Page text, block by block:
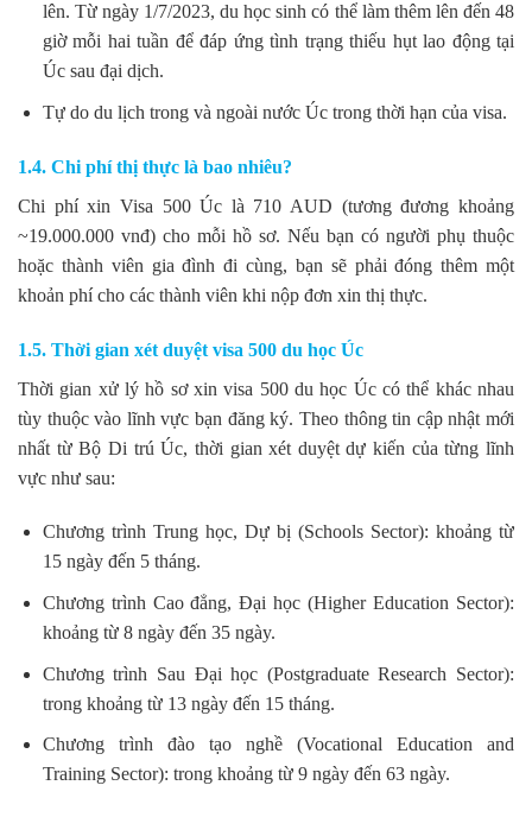
lên. Từ ngày 1/7/2023, du học sinh có thể làm thêm lên đến 48
giờ mỗi hai tuần để đáp ứng tình trạng thiếu hụt lao động tại
Úc sau đại dịch.
Tự do du lịch trong và ngoài nước Úc trong thời hạn của visa.
1.4. Chi phí thị thực là bao nhiêu?
Chi phí xin Visa 500 Úc là 710 AUD (tương đương khoảng
~19.000.000 vnđ) cho mỗi hồ sơ. Nếu bạn có người phụ thuộc
hoặc thành viên gia đình đi cùng, bạn sẽ phải đóng thêm một
khoản phí cho các thành viên khi nộp đơn xin thị thực.
1.5. Thời gian xét duyệt visa 500 du học Úc
Thời gian xử lý hồ sơ xin visa 500 du học Úc có thể khác nhau
tùy thuộc vào lĩnh vực bạn đăng ký. Theo thông tin cập nhật mới
nhất từ Bộ Di trú Úc, thời gian xét duyệt dự kiến của từng lĩnh
vực như sau:
Chương trình Trung học, Dự bị (Schools Sector): khoảng từ
15 ngày đến 5 tháng.
Chương trình Cao đẳng, Đại học (Higher Education Sector):
khoảng từ 8 ngày đến 35 ngày.
Chương trình Sau Đại học (Postgraduate Research Sector):
trong khoảng từ 13 ngày đến 15 tháng.
Chương trình đào tạo nghề (Vocational Education and
Training Sector): trong khoảng từ 9 ngày đến 63 ngày.